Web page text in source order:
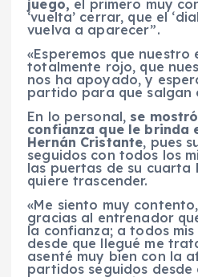
juego, el primero muy
‘vuelta’ cerrar, que el
vuelva a aparecer”.
«Esperemos que nuestro
totalmente rojo, que
nos ha apoyado, y
partido para que salgan
En lo personal, se
confianza que le brinda
Hernán Cristante, pues
seguidos con todos los
las puertas de su cuarta
quiere trascender.
«Me siento muy
gracias al entrenador
la confianza; a todos
desde que llegué me
asenté muy bien con la
partidos seguidos desde